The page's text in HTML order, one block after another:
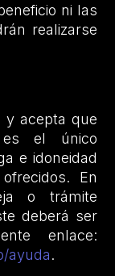
ni las
realizarse
y acepta que
es el único
e idoneidad
En
o trámite
deberá ser
enlace:
ayuda.